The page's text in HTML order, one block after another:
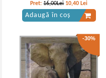
Pret:16,00Lei 10,40 Lei
Adaugă în coș
-30%